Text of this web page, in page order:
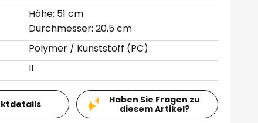
Höhe: 51 cm
Durchmesser: 20.5 cm
Polymer / Kunststoff (PC)
II
Haben Sie Fragen zu
diesem Artikel?